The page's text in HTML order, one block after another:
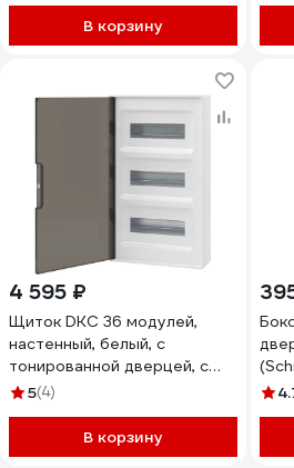
EZ9E108S2SRUВ корзину
4 595 ₽
Щиток DKC 36 модулей,
настенный, белый, с
тонированной дверцей, с
шин. PEN 2шт 8отв 2шт
5(4)
В корзину
6